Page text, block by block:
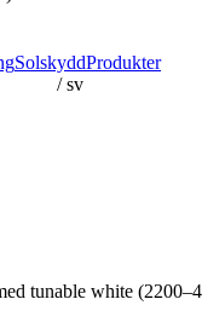
SolskyddProdukter
/sv
tunable white